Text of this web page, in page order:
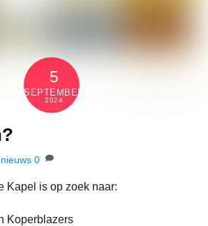
5
SEPTEMBER
2024
nieuws 0
Kapel is op zoek naar:
Koperblazers